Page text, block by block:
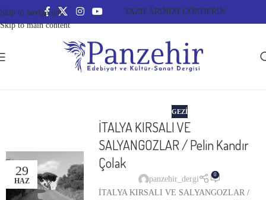
Skip to navigation
Skip to main content
YAZILARINIZI GÖNDERİN
29
HAZ
GEZI
İTALYA KIRSALI VE
SALYANGOZLAR / Pelin Kandır
Çolak
panzehir_dergi 0
İTALYA KIRSALI VE SALYANGOZLAR /